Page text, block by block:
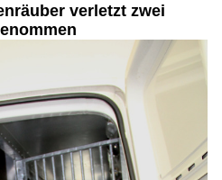
verletzt zwei